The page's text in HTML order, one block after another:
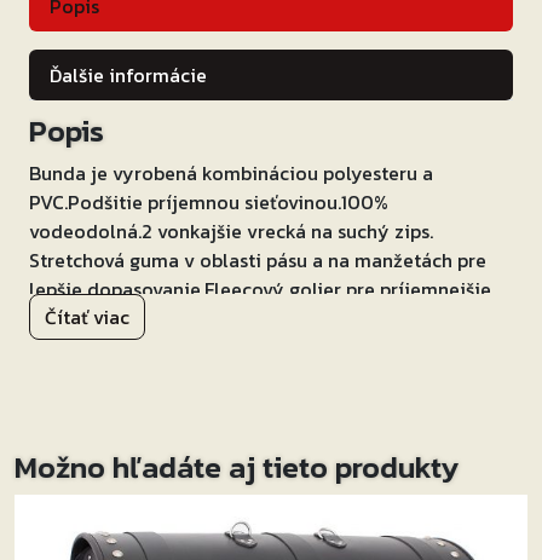
Popis
Ďalšie informácie
Popis
Bunda je vyrobená kombináciou polyesteru a
PVC.Podšitie príjemnou sieťovinou.100%
vodeodolná.2 vonkajšie vrecká na suchý zips.
Stretchová guma v oblasti pásu a na manžetách pre
lepšie dopasovanie.Fleecový golier pre príjemnejšie
nosenie. Reflexné prvky pre lepšiu viditeľnosť. Bunda
do dažďa RSA Typhoon = skvelá voľba do
Čítať viac
Možno hľadáte aj tieto produkty